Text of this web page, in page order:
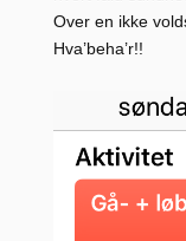
Over en ikke
Hva’beha’r!!